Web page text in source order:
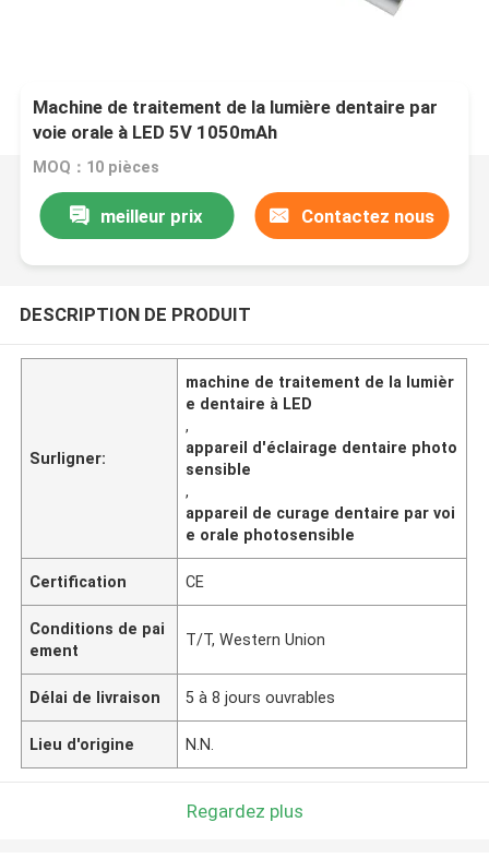
Machine de traitement de la lumière dentaire par
voie orale à LED 5V 1050mAh
MOQ：10 pièces
meilleur prix Contactez nous
DESCRIPTION DE PRODUIT
Surligner:
machine de traitement de la lumièr
e dentaire à LED
,
appareil d'éclairage dentaire photo
sensible
,
appareil de curage dentaire par voi
e orale photosensible
Certification CE
Conditions de pai
ement
T/T, Western Union
Délai de livraison 5 à 8 jours ouvrables
Lieu d'origine N.N.
Regardez plus